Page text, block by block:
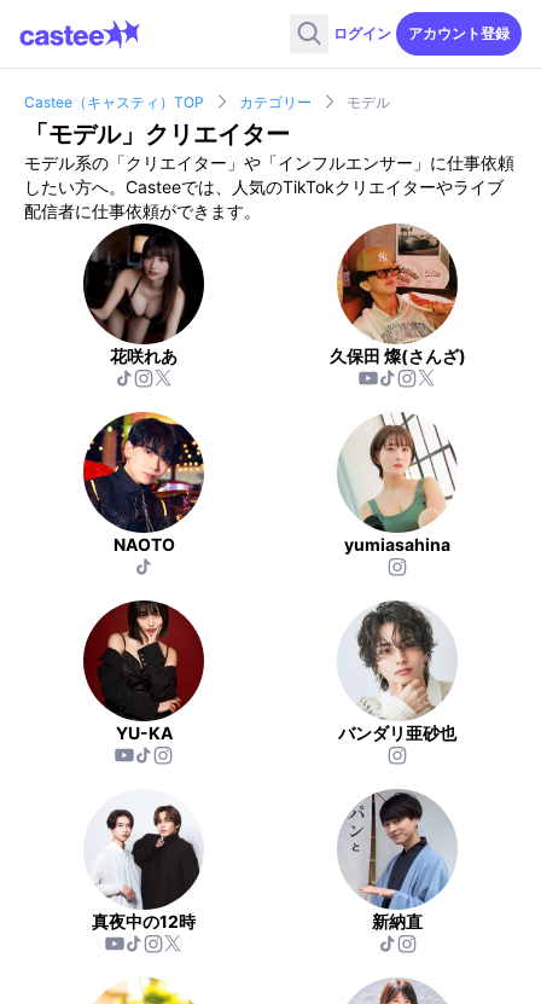
ログイン アカウント登録
Castee（キャスティ）TOP カテゴリー モデル
「モデル」クリエイター
モデル系の「クリエイター」や「インフルエンサー」に仕事依頼
したい方へ。Casteeでは、人気のTikTokクリエイターやライブ
配信者に仕事依頼ができます。
花咲れあ 久保田 燦(さんざ)
NAOTO yumiasahina
YU-KA バンダリ亜砂也
真夜中の12時 新納直